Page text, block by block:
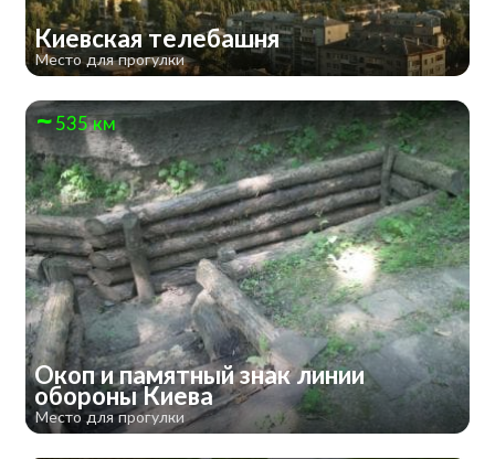
Киевская телебашня
Место для прогулки
535 км
Окоп и памятный знак линии
обороны Киева
Место для прогулки